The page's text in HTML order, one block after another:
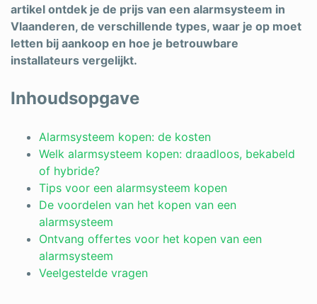
Stukadoor
Tegelzetter
Vochtbestrijding
Zonnepanelen
Zonwering
Bent u een vakspecialist?
Log in
artikel ontdek je de prijs van een alarmsysteem in
Vlaanderen, de verschillende types, waar je op moet
letten bij aankoop en hoe je betrouwbare
installateurs vergelijkt.
Inhoudsopgave
Alarmsysteem kopen: de kosten
Welk alarmsysteem kopen: draadloos, bekabeld
of hybride?
Tips voor een alarmsysteem kopen
De voordelen van het kopen van een
alarmsysteem
Ontvang offertes voor het kopen van een
alarmsysteem
Veelgestelde vragen